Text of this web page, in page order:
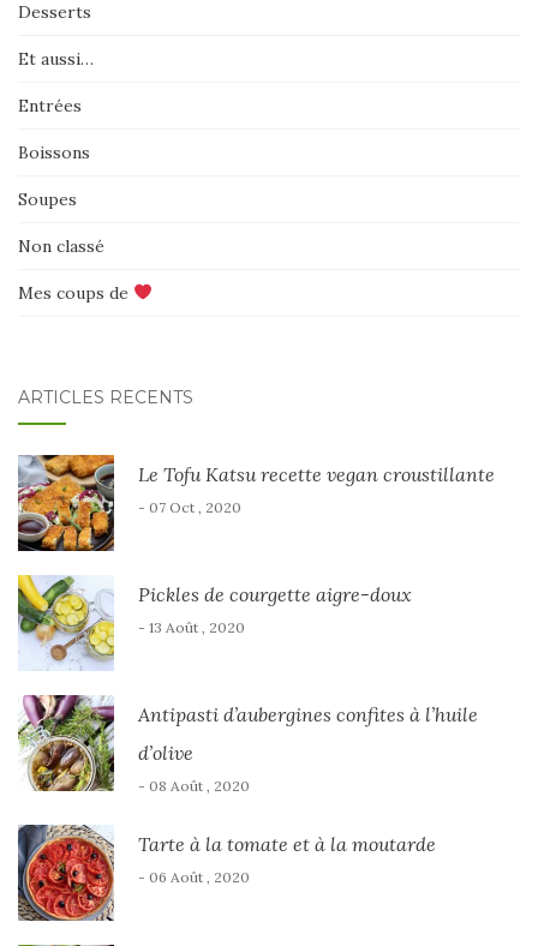
Desserts
Et aussi…
Entrées
Boissons
Soupes
Non classé
Mes coups de
ARTICLES RÉCENTS
Le Tofu Katsu recette vegan croustillante
- 07 Oct , 2020
Pickles de courgette aigre-doux
- 13 Août , 2020
Antipasti d’aubergines confites à l’huile
d’olive
- 08 Août , 2020
Tarte à la tomate et à la moutarde
- 06 Août , 2020